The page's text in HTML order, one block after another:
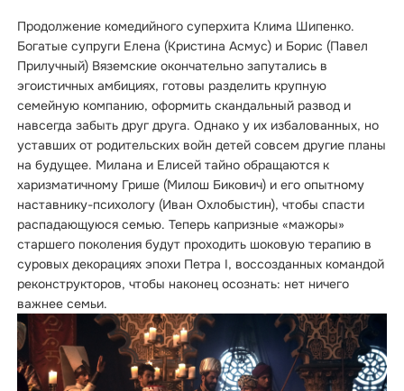
Продолжение комедийного суперхита Клима Шипенко.
Богатые супруги Елена (Кристина Асмус) и Борис (Павел
Прилучный) Вяземские окончательно запутались в
эгоистичных амбициях, готовы разделить крупную
семейную компанию, оформить скандальный развод и
навсегда забыть друг друга. Однако у их избалованных, но
уставших от родительских войн детей совсем другие планы
на будущее. Милана и Елисей тайно обращаются к
харизматичному Грише (Милош Бикович) и его опытному
наставнику-психологу (Иван Охлобыстин), чтобы спасти
распадающуюся семью. Теперь капризные «мажоры»
старшего поколения будут проходить шоковую терапию в
суровых декорациях эпохи Петра I, воссозданных командой
реконструкторов, чтобы наконец осознать: нет ничего
важнее семьи.